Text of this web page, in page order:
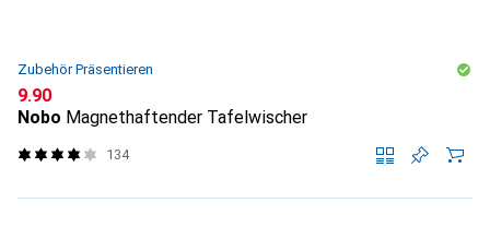
Zubehör Präsentieren
CHF
9.90
Nobo Magnethaftender Tafelwischer
134